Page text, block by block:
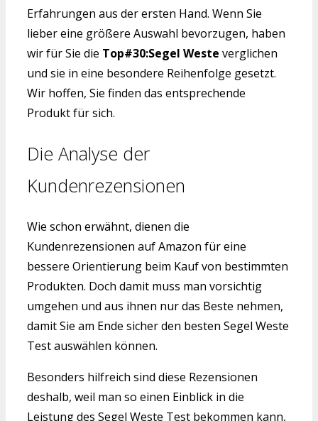
Erfahrungen aus der ersten Hand. Wenn Sie
lieber eine größere Auswahl bevorzugen, haben
wir für Sie die Top#30:Segel Weste verglichen
und sie in eine besondere Reihenfolge gesetzt.
Wir hoffen, Sie finden das entsprechende
Produkt für sich.
Die Analyse der
Kundenrezensionen
Wie schon erwähnt, dienen die
Kundenrezensionen auf Amazon für eine
bessere Orientierung beim Kauf von bestimmten
Produkten. Doch damit muss man vorsichtig
umgehen und aus ihnen nur das Beste nehmen,
damit Sie am Ende sicher den besten Segel Weste
Test auswählen können.
Besonders hilfreich sind diese Rezensionen
deshalb, weil man so einen Einblick in die
Leistung des Segel Weste Test bekommen kann,